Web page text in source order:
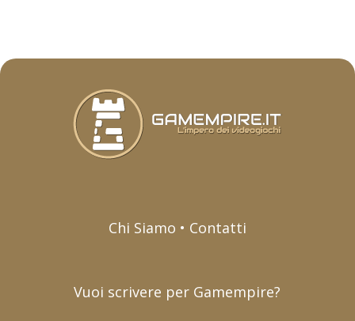
Chi Siamo • Contatti
Vuoi scrivere per Gamempire?